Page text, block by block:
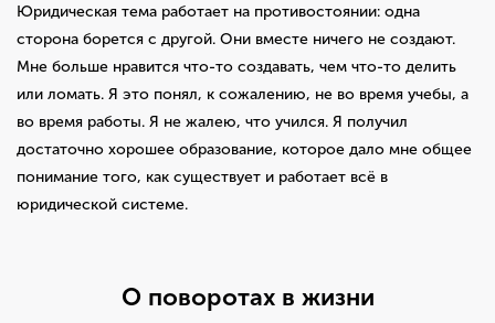
Юридическая тема работает на противостоянии: одна
сторона борется с другой. Они вместе ничего не создают.
Мне больше нравится что-то создавать, чем что-то делить
или ломать. Я это понял, к сожалению, не во время учебы, а
во время работы. Я не жалею, что учился. Я получил
достаточно хорошее образование, которое дало мне общее
понимание того, как существует и работает всё в
юридической системе.
О поворотах в жизни